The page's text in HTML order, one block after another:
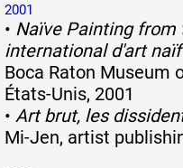
2001
• Naïve Painting from
international d'art
Boca Raton Museum
États-Unis, 2001
• Art brut, les
Mi-Jen, artist